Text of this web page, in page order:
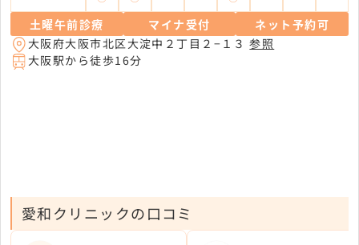
土曜午前診療 マイナ受付
ネット予約可
大阪府大阪市北区大淀中２丁目２−１３参照
大阪駅から徒歩16分
愛和クリニックの口コミ